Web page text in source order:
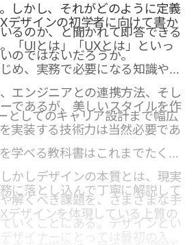
しかし、それがどのように定義
るのか、と聞かれて即答できる
のではないだろうか。
デザインの初学者に向けて書か
「UIとは」「UXとは」といっ
め、実務で必要になる知識や概
エンジニアとの連携方法、そし
としてのキャリア設計まで幅広
であるが、美しいスタイルを作
実装する技術力は当然必要であ
学べる教科書はこれまでたくさ
かしデザインの本質とは、現実
解くべき課題を、さまざまな手
いくことにある。デザインとい
に落とし込んで丁寧に解説して
デザインを体現している上質の
ザイナーにとっては最初の入り